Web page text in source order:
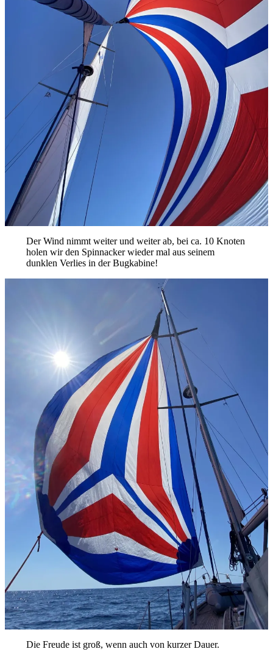
Der Wind nimmt weiter und weiter ab, bei ca. 10 Knoten
holen wir den Spinnacker wieder mal aus seinem
dunklen Verlies in der Bugkabine!
Die Freude ist groß, wenn auch von kurzer Dauer.